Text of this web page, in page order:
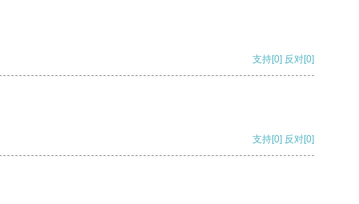
支持[0] 反对[0]
支持[0] 反对[0]